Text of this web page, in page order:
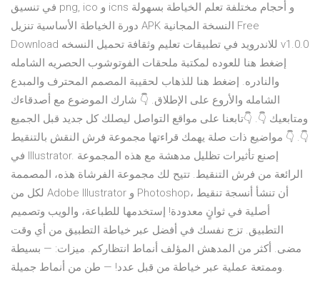
في تنسيق png, ico و icns و أحجام مختلفة تعلم الخياطة بسهولة
دورة الخياطة الأساسية تنزيل APK النسخة المجانية Free
Download للاندرويد في تطبيقات تعليم وثقافة تحميل النسخه v1.0.0
إضغط هنا للعوده لمكتبة ملحقات الفوتوشوب الحصريه الشامله
والنادره. إضغط هنا للذهاب لحقيبة المصمم المحترف والمبدع
الشامله والأروع على الإطلاق. 👇 شارك الموضوع مع أصدقاءك
ومتابعيك 👇. 👇تابعنا على مواقع التواصل ليصلك كل جديد قبل الجميع
👇. 👇 مواضيع ذات صلة يهمك قراءتها مجموعة فرش النقش بالتنقيط
في Illustrator. إصنع تأثيرات تظليل مدهشة مع هذه المجموعة
الرائعة من فرش التنقيط. تتيح لك مجموعة الفرشاة هذه، المصممة
لكل من Adobe Illustrator و Photoshop، أن تنشأ أنسجة تنقيط
أصلية في ثوانٍ معدودة! إستخدمها للطباعة، والويب وتصميم
التطبيق. تزج نفسك في أفضل عبر خياطة التطبيق من أي وقت
مضى. أكثر من المدهش المؤلف أنماط انتظاركم. ميزات: — بسيطة
وممتعة عملية عبر خياطة من قبل عدد! — طن من أنماط جميلة.